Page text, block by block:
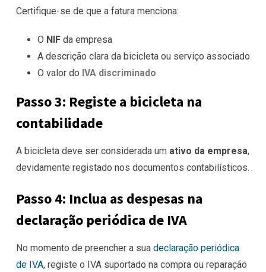
Certifique-se de que a fatura menciona:
O NIF da empresa
A descrição clara da bicicleta ou serviço associado
O valor do IVA discriminado
Passo 3: Registe a bicicleta na
contabilidade
A bicicleta deve ser considerada um ativo da empresa,
devidamente registado nos documentos contabilísticos.
Passo 4: Inclua as despesas na
declaração periódica de IVA
No momento de preencher a sua declaração periódica
de IVA, registe o IVA suportado na compra ou reparação